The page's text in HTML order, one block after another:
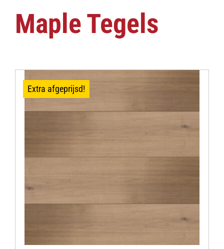
Maple Tegels
Extra afgeprijsd!